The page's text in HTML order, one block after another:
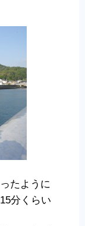
たように
分くらい